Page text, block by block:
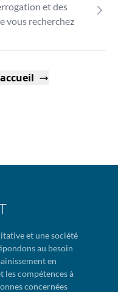
et des
vous recherchez
et une société
au besoin
en
les compétences à
concernées